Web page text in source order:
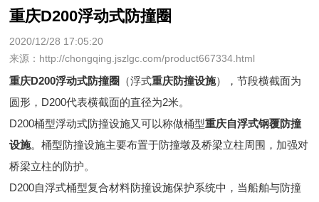
重庆D200浮动式防撞圈
2020/12/28 17:05:20
来源：http://chongqing.jszlgc.com/product667334.html
重庆D200浮动式防撞圈 （浮式重庆防撞设施），节段横截面为
圆形，D200代表横截面的直径为2米。
D200桶型浮动式防撞设施又可以称做桶型重庆自浮式钢覆防撞
设施。桶型防撞设施主要布置于防撞墩及桥梁立柱周围，加强对
桥梁立柱的防护。
D200自浮式桶型复合材料防撞设施保护系统中，当船舶与防撞